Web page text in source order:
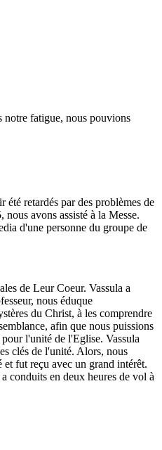
notre fatigue, nous pouvions
retardés par des problèmes de
nous avons assisté à la Messe.
d'une personne du groupe de
de Leur Coeur. Vassula a
nous éduque
du Christ, à les comprendre
afin que nous puissions
l'unité de l'Eglise. Vassula
clés de l'unité. Alors, nous
et fut reçu avec un grand intérêt.
conduits en deux heures de vol à